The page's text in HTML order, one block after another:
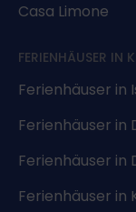
Casa Limone
FERIENHÄUSER IN
Ferienhäuser in
Ferienhäuser in
Ferienhäuser in
Ferienhäuser in